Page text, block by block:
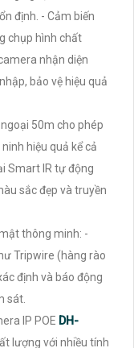
định. - Cảm biến
chụp hình chất
nhận diện
bảo vệ hiệu quả
50m cho phép
hiệu quả kể cả
Smart IR tự động
sắc đẹp và truyền
thông minh: -
Tripwire (hàng rào
định và báo động
sát.
IP POE DH-
lượng với nhiều tính